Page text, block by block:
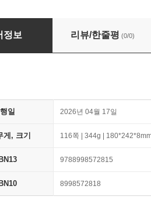
시피
정보 리뷰/한줄평 (0/0)
일 2026년 04월 17일
게, 크기 116쪽 | 344g |
9788998572815
8998572818